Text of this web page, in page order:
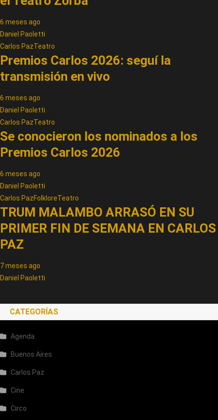
6 meses ago
Daniel Paoletti
Carlos PazTeatro
Premios Carlos 2026: seguí la
transmisión en vivo
6 meses ago
Daniel Paoletti
Carlos PazTeatro
Se conocieron los nominados a los
Premios Carlos 2026
6 meses ago
Daniel Paoletti
Carlos PazFolkloreTeatro
TRUM MALAMBO ARRASÓ EN SU
PRIMER FIN DE SEMANA EN CARLOS
PAZ
7 meses ago
Daniel Paoletti
CATEGORÍAS
Agenda
Buenos Aires
Carlos Paz
Cine
Circo